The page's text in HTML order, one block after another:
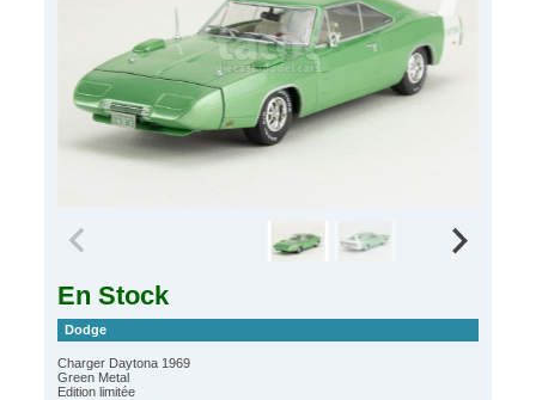
En Stock
Dodge
Charger Daytona 1969
Green Metal
Edition limitée